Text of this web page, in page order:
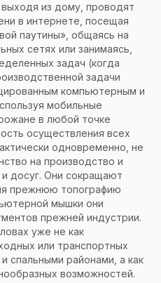
из дому, проводят
в интернете, посещая
паутины», общаясь на
сетях или занимаясь,
задач (когда
задачи
компьютерным и
мобильные
в любой точке
осуществления всех
одновременно, не
на производство и
досуг. Они сокращают
прежнюю топографию
мышки они
прежней индустрии.
уже не как
или транспортных
спальными районами, а как
возможностей.